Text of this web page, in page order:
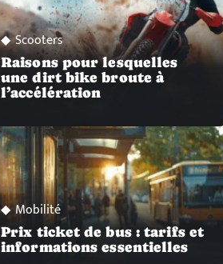
Scooters
Raisons pour lesquelles
une dirt bike broute à
l’accélération
Mobilité
Prix ticket de bus : tarifs et
informations essentielles